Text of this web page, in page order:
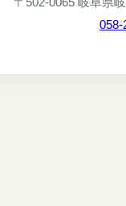
058-